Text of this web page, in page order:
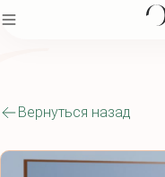
Вернуться назад